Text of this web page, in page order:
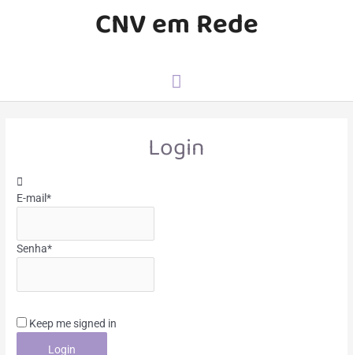
CNV em Rede
Login
E-mail*
Senha*
Keep me signed in